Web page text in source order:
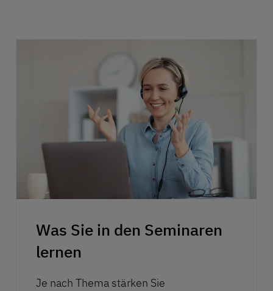
Was Sie in den Seminaren
lernen
Je nach Thema stärken Sie